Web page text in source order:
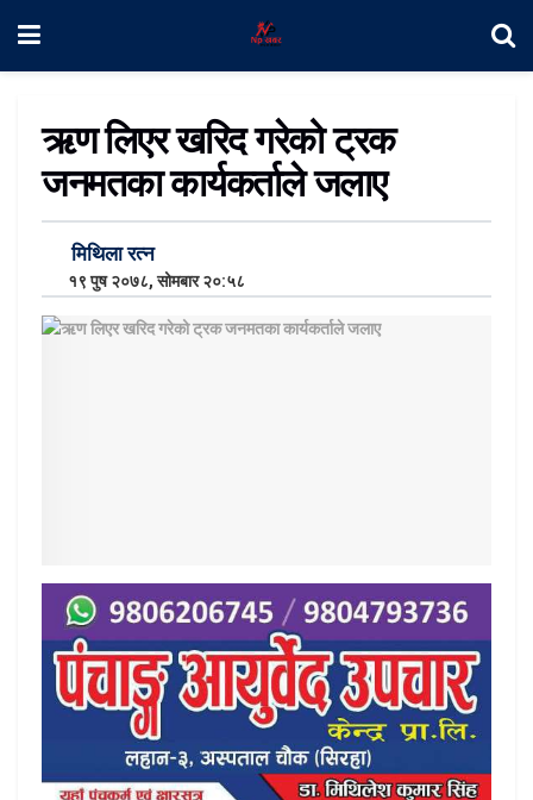
ऋण लिएर खरिद गरेको ट्रक
जनमतका कार्यकर्ताले जलाए
मिथिला रत्न
१९ पुष २०७८, सोमबार २०:५८